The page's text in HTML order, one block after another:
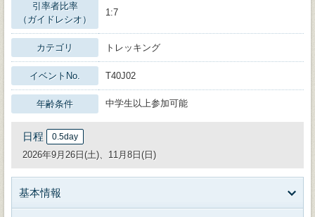
引率者比率
（ガイドレシオ）
1:7
カテゴリ トレッキング
イベントNo. T40J02
年齢条件 中学生以上参加可能
日程 0.5day
2026年9月26日(土)、11月8日(日)
基本情報